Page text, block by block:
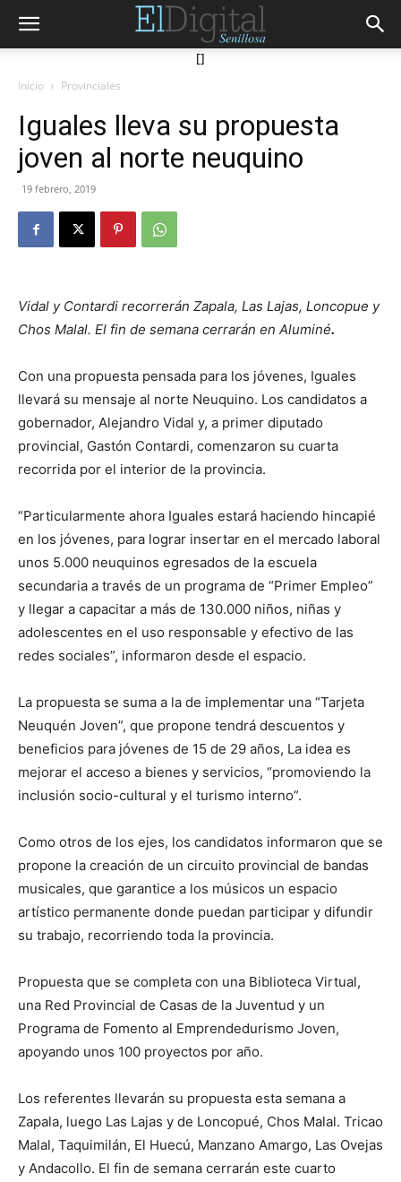
[]
Inicio Provinciales
Iguales lleva su propuesta
joven al norte neuquino
19 febrero, 2019
Vidal y Contardi recorrerán Zapala, Las Lajas, Loncopue y
Chos Malal. El fin de semana cerrarán en Aluminé.
Con una propuesta pensada para los jóvenes, Iguales
llevará su mensaje al norte Neuquino. Los candidatos a
gobernador, Alejandro Vidal y, a primer diputado
provincial, Gastón Contardi, comenzaron su cuarta
recorrida por el interior de la provincia.
“Particularmente ahora Iguales estará haciendo hincapié
en los jóvenes, para lograr insertar en el mercado laboral
unos 5.000 neuquinos egresados de la escuela
secundaria a través de un programa de “Primer Empleo”
y llegar a capacitar a más de 130.000 niños, niñas y
adolescentes en el uso responsable y efectivo de las
redes sociales”, informaron desde el espacio.
La propuesta se suma a la de implementar una “Tarjeta
Neuquén Joven”, que propone tendrá descuentos y
beneficios para jóvenes de 15 de 29 años, La idea es
mejorar el acceso a bienes y servicios, “promoviendo la
inclusión socio-cultural y el turismo interno”.
Como otros de los ejes, los candidatos informaron que se
propone la creación de un circuito provincial de bandas
musicales, que garantice a los músicos un espacio
artístico permanente donde puedan participar y difundir
su trabajo, recorriendo toda la provincia.
Propuesta que se completa con una Biblioteca Virtual,
una Red Provincial de Casas de la Juventud y un
Programa de Fomento al Emprendedurismo Joven,
apoyando unos 100 proyectos por año.
Los referentes llevarán su propuesta esta semana a
Zapala, luego Las Lajas y de Loncopué, Chos Malal. Tricao
Malal, Taquimilán, El Huecú, Manzano Amargo, Las Ovejas
y Andacollo. El fin de semana cerrarán este cuarto